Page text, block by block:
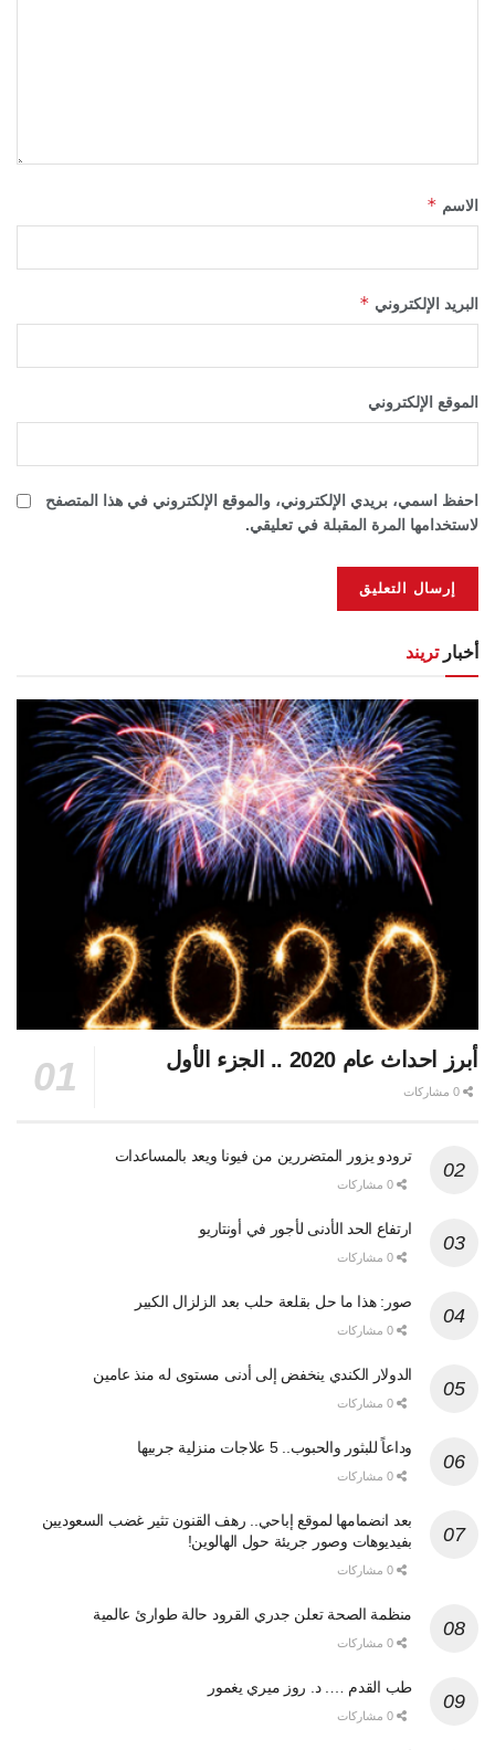
الاسم *
البريد الإلكتروني *
الموقع الإلكتروني
احفظ اسمي، بريدي الإلكتروني، والموقع الإلكتروني في هذا المتصفح
لاستخدامها المرة المقبلة في تعليقي.
أخبارتريند
أبرز احداث عام 2020 .. الجزء الأول
ترودو يزور المتضررين من فيونا ويعد بالمساعدات
ارتفاع الحد الأدنى لأجور في أونتاريو
صور: هذا ما حل بقلعة حلب بعد الزلزال الكبير
الدولار الكندي ينخفض إلى أدنى مستوى له منذ عامين
وداعاً للبثور والحبوب.. 5 علاجات منزلية جربيها
بعد انضمامها لموقع إباحي.. رهف القنون تثير غضب السعوديين
بفيديوهات وصور جريئة حول الهالوين!
منظمة الصحة تعلن جدري القرود حالة طوارئ عالمية
طب القدم …. د. روز ميري يغمور